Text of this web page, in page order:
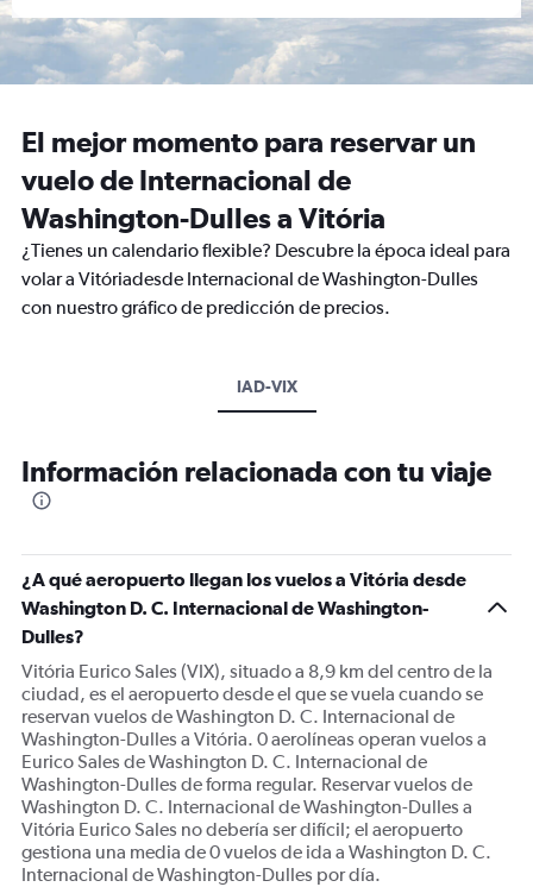
El mejor momento para reservar un
vuelo de Internacional de
Washington-Dulles a Vitória
¿Tienes un calendario flexible? Descubre la época ideal para
volar a Vitóriadesde Internacional de Washington-Dulles
con nuestro gráfico de predicción de precios.
IAD-VIX
Información relacionada con tu viaje
¿A qué aeropuerto llegan los vuelos a Vitória desde
Washington D. C. Internacional de Washington-
Dulles?
Vitória Eurico Sales (VIX), situado a 8,9 km del centro de la
ciudad, es el aeropuerto desde el que se vuela cuando se
reservan vuelos de Washington D. C. Internacional de
Washington-Dulles a Vitória. 0 aerolíneas operan vuelos a
Eurico Sales de Washington D. C. Internacional de
Washington-Dulles de forma regular. Reservar vuelos de
Washington D. C. Internacional de Washington-Dulles a
Vitória Eurico Sales no debería ser difícil; el aeropuerto
gestiona una media de 0 vuelos de ida a Washington D. C.
Internacional de Washington-Dulles por día.